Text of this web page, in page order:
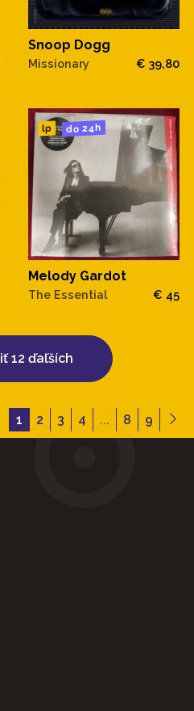
Snoop Dogg
Missionary € 39,80
lp do 24h
Melody Gardot
The Essential € 45
12 ďaľších
1 2 3 4 ... 8 9